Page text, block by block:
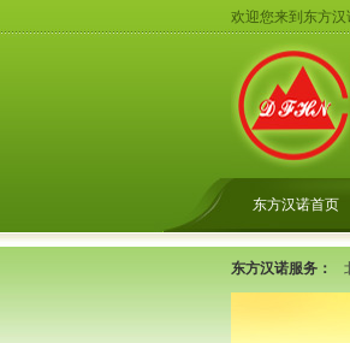
欢迎您来到东方汉
东方汉诺首页
东方汉诺服务：